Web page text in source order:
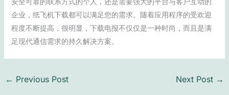
企业，纸飞机下载都可以满足您的需求。随着应用程序的受欢迎
程度不断提高，很明显，下载电报不仅仅是一种时尚，而且是满
足现代通信需求的持久解决方案。
← Previous Post Next Post →